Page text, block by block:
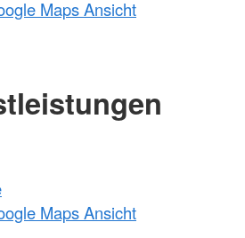
Maps Ansicht
Maps Ansicht